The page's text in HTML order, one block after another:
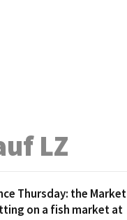
LZ
Thursday: the Market
on a fish market at